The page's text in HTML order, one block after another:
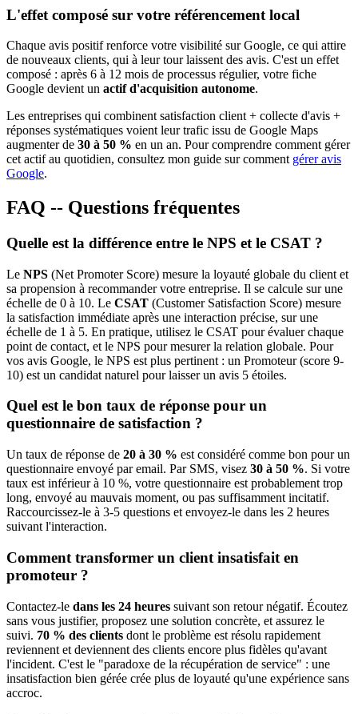
L'effet composé sur votre référencement local
Chaque avis positif renforce votre visibilité sur Google, ce qui attire
de nouveaux clients, qui à leur tour laissent des avis. C'est un effet
composé : après 6 à 12 mois de processus régulier, votre fiche
Google devient un actif d'acquisition autonome.
Les entreprises qui combinent satisfaction client + collecte d'avis +
réponses systématiques voient leur trafic issu de Google Maps
augmenter de 30 à 50 % en un an. Pour comprendre comment gérer
cet actif au quotidien, consultez mon guide sur comment gérer avis
Google.
FAQ -- Questions fréquentes
Quelle est la différence entre le NPS et le CSAT ?
Le NPS (Net Promoter Score) mesure la loyauté globale du client et
sa propension à recommander votre entreprise. Il se calcule sur une
échelle de 0 à 10. Le CSAT (Customer Satisfaction Score) mesure
la satisfaction immédiate après une interaction précise, sur une
échelle de 1 à 5. En pratique, utilisez le CSAT pour évaluer chaque
point de contact, et le NPS pour mesurer la relation globale. Pour
vos avis Google, le NPS est plus pertinent : un Promoteur (score 9-
10) est un candidat naturel pour laisser un avis 5 étoiles.
Quel est le bon taux de réponse pour un
questionnaire de satisfaction ?
Un taux de réponse de 20 à 30 % est considéré comme bon pour un
questionnaire envoyé par email. Par SMS, visez 30 à 50 %. Si votre
taux est inférieur à 10 %, votre questionnaire est probablement trop
long, envoyé au mauvais moment, ou pas suffisamment incitatif.
Raccourcissez-le à 3-5 questions et envoyez-le dans les 2 heures
suivant l'interaction.
Comment transformer un client insatisfait en
promoteur ?
Contactez-le dans les 24 heures suivant son retour négatif. Écoutez
sans vous justifier, proposez une solution concrète, et assurez le
suivi. 70 % des clients dont le problème est résolu rapidement
reviennent et deviennent des clients encore plus fidèles qu'avant
l'incident. C'est le "paradoxe de la récupération de service" : une
insatisfaction bien gérée crée plus de loyauté qu'une expérience sans
accroc.